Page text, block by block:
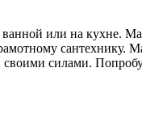
или на кухне.
сантехнику.
силами.